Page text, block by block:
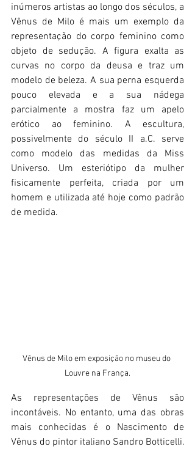
inúmeros artistas ao longo dos séculos, a
Vênus de Milo é mais um exemplo da
representação do corpo feminino como
objeto de sedução. A figura exalta as
curvas no corpo da deusa e traz um
modelo de beleza. A sua perna esquerda
pouco elevada e a sua nádega
parcialmente a mostra faz um apelo
erótico ao feminino. A escultura,
possivelmente do século II a.C. serve
como modelo das medidas da Miss
Universo. Um esteriótipo da mulher
fisicamente perfeita, criada por um
homem e utilizada até hoje como padrão
de medida.
Vênus de Milo em exposição no museu do
Louvre na França.
As representações de Vênus são
incontáveis. No entanto, uma das obras
mais conhecidas é o Nascimento de
Vênus do pintor italiano Sandro Botticelli.